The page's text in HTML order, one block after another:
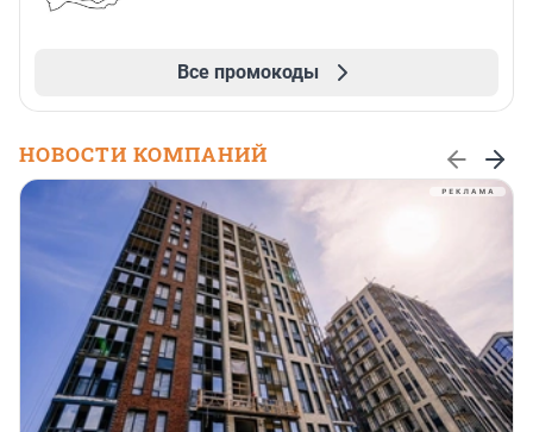
Все промокоды
НОВОСТИ КОМПАНИЙ